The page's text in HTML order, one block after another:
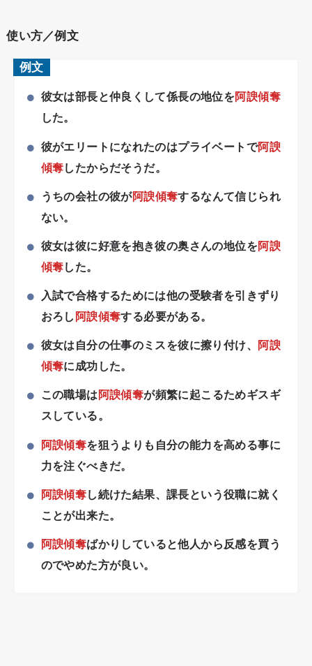
使い方／例文
例文
彼女は部長と仲良くして係長の地位を阿諛傾奪
した。
彼がエリートになれたのはプライベートで阿諛
傾奪したからだそうだ。
うちの会社の彼が阿諛傾奪するなんて信じられ
ない。
彼女は彼に好意を抱き彼の奥さんの地位を阿諛
傾奪した。
入試で合格するためには他の受験者を引きずり
おろし 阿諛傾奪する必要がある。
彼女は自分の仕事のミスを彼に擦り付け、
阿諛
傾奪に成功した。
この職場は阿諛傾奪が頻繁に起こるためギスギ
スしている。
阿諛傾奪を狙うよりも自分の能力を高める事に
力を注ぐべきだ。
阿諛傾奪し続けた結果、課長という役職に就く
ことが出来た。
阿諛傾奪ばかりしていると他人から反感を買う
のでやめた方が良い。